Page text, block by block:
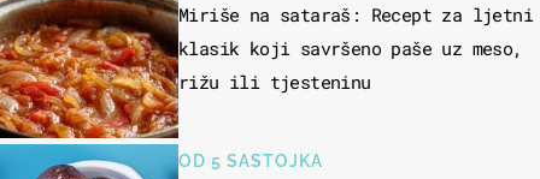
Miriše na sataraš: Recept za ljetni
klasik koji savršeno paše uz meso,
rižu ili tjesteninu
OD 5 SASTOJKA